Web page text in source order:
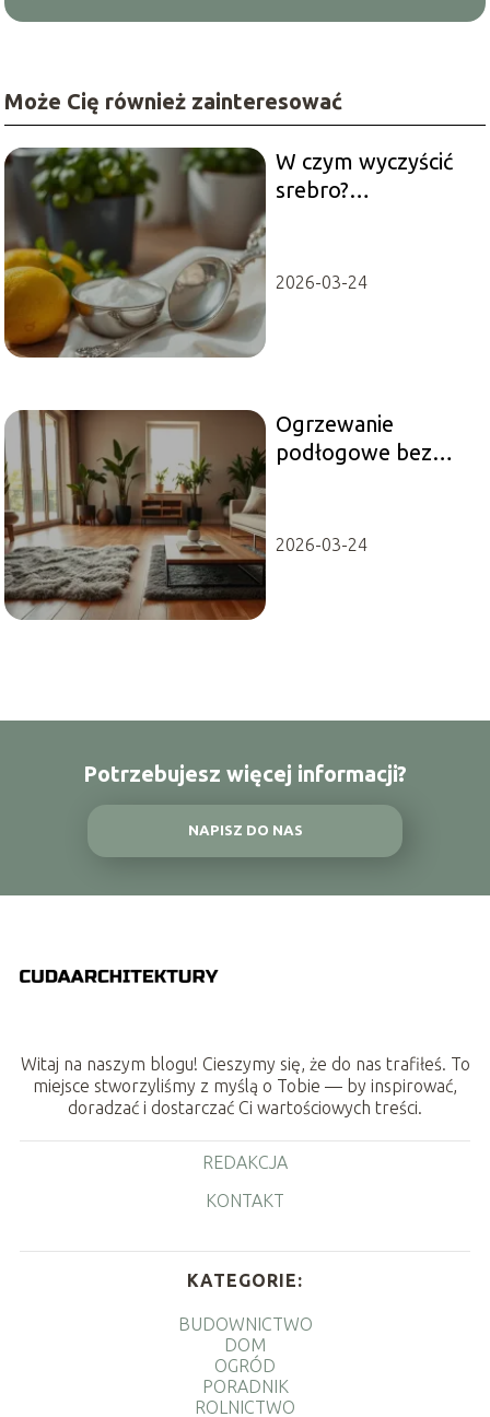
Może Cię również zainteresować
W czym wyczyścić
srebro?
2026-03-24
Ogrzewanie
podłogowe bez
rozwiązanie dla
2026-03-24
Potrzebujesz więcej informacji?
NAPISZ DO NAS
Witaj na naszym blogu! Cieszymy się, że do nas trafiłeś. To
miejsce stworzyliśmy z myślą o Tobie — by inspirować,
doradzać i dostarczać Ci wartościowych treści.
REDAKCJA
KONTAKT
KATEGORIE:
BUDOWNICTWO
DOM
OGRÓD
PORADNIK
ROLNICTWO